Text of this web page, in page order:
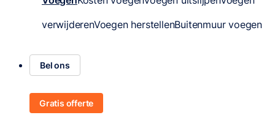
verwijderenVoegen herstellenBuitenmuur voegen
Bel ons
Gratis offerte